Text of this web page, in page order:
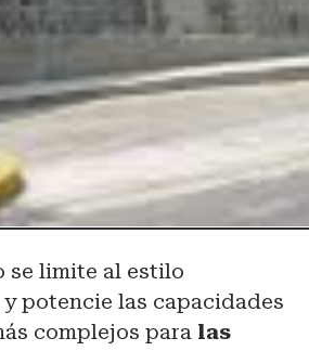
se limite al estilo
potencie las capacidades
complejos para las